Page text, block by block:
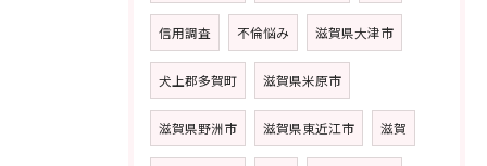
信用調査 不倫悩み 滋賀県大津市
犬上郡多賀町 滋賀県米原市
滋賀県野洲市 滋賀県東近江市 滋賀